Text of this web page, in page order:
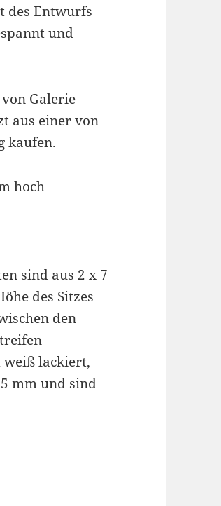
des Entwurfs
und
Galerie
aus einer von
kaufen.
hoch
sind aus 2 x 7
des Sitzes
den
weiß lackiert,
mm und sind